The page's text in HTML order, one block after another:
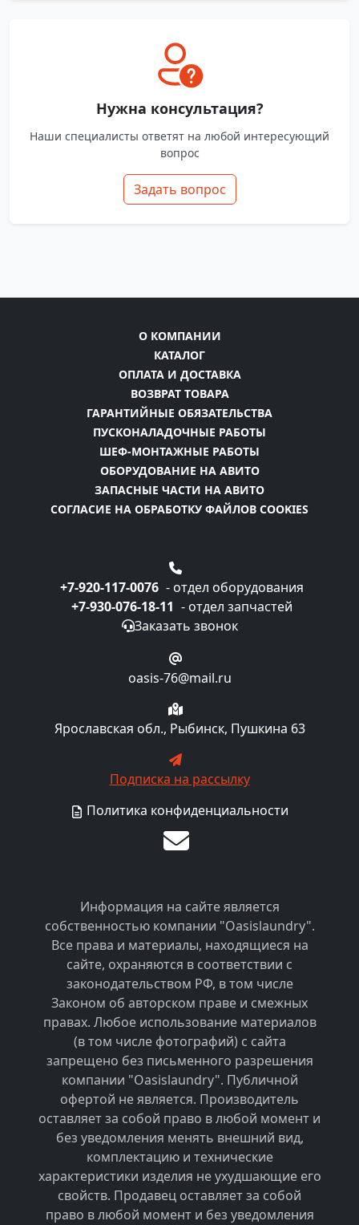
Нужна консультация?
Наши специалисты ответят на любой интересующий
вопрос
Задать вопрос
О КОМПАНИИ
КАТАЛОГ
ОПЛАТА И ДОСТАВКА
ВОЗВРАТ ТОВАРА
ГАРАНТИЙНЫЕ ОБЯЗАТЕЛЬСТВА
ПУСКОНАЛАДОЧНЫЕ РАБОТЫ
ШЕФ-МОНТАЖНЫЕ РАБОТЫ
ОБОРУДОВАНИЕ НА АВИТО
ЗАПАСНЫЕ ЧАСТИ НА АВИТО
СОГЛАСИЕ НА ОБРАБОТКУ ФАЙЛОВ COOKIES
+7-920-117-0076 - отдел оборудования
+7-930-076-18-11 - отдел запчастей
Заказать звонок
oasis-76@mail.ru
Ярославская обл., Рыбинск, Пушкина 63
Подписка на рассылку
Политика конфиденциальности
Информация на сайте является
собственностью компании "Oasislaundry".
Все права и материалы, находящиеся на
сайте, охраняются в соответствии с
законодательством РФ, в том числе
Законом об авторском праве и смежных
правах. Любое использование материалов
(в том числе фотографий) с сайта
запрещено без письменного разрешения
компании "Oasislaundry". Публичной
офертой не является. Производитель
оставляет за собой право в любой момент и
без уведомления менять внешний вид,
комплектацию и технические
характеристики изделия не ухудшающие его
свойств. Продавец оставляет за собой
право в любой момент и без уведомления